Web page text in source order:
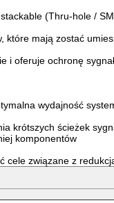
(Thru-hole /
które mają zostać
i oferuje ochronę
wydajność
krótszych ścieżek
komponentów
cele związane z